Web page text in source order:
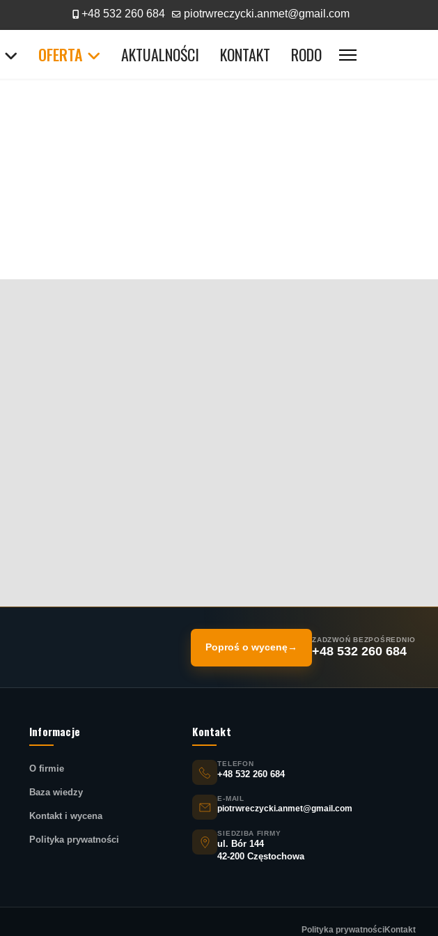
+48 532 260 684 piotrwreczycki.anmet@gmail.com
OFERTA AKTUALNOŚCI KONTAKT RODO
Poproś o wycenę→
ZADZWOŃ BEZPOŚREDNIO
+48 532 260 684
Informacje
O firmie
Baza wiedzy
Kontakt i wycena
Polityka prywatności
Kontakt
TELEFON
+48 532 260 684
E-MAIL
piotrwreczycki.anmet@gmail.com
SIEDZIBA FIRMY
ul. Bór 144
42-200 Częstochowa
Polityka prywatnościKontakt